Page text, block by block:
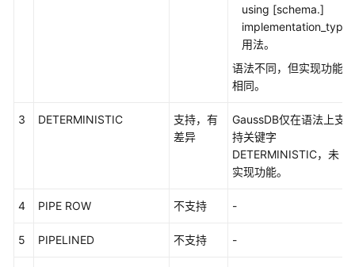
using [schema.]
implementation_type
用法。
语法不同，但实现功能
相同。
3 DETERMINISTIC
支持，有
差异
GaussDB仅在语法上支
持关键字
DETERMINISTIC，未
实现功能。
4 PIPE ROW 不支持 -
5 PIPELINED 不支持 -